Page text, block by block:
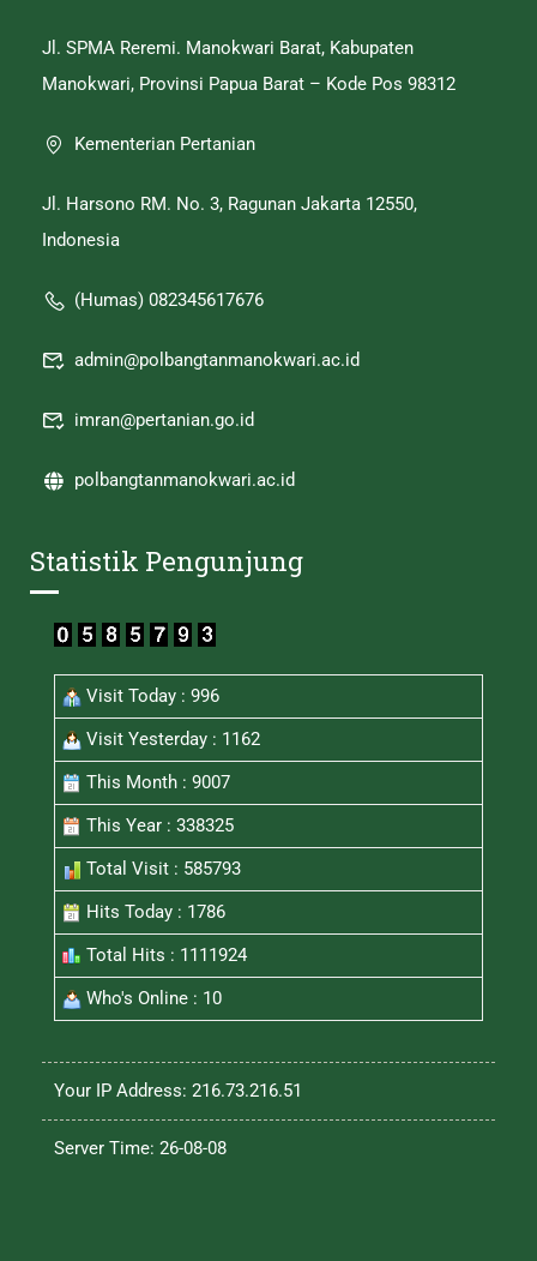
Jl. SPMA Reremi. Manokwari Barat, Kabupaten
Manokwari, Provinsi Papua Barat – Kode Pos 98312
Kementerian Pertanian
Jl. Harsono RM. No. 3, Ragunan Jakarta 12550,
Indonesia
(Humas) 082345617676
admin@polbangtanmanokwari.ac.id
imran@pertanian.go.id
polbangtanmanokwari.ac.id
Statistik Pengunjung
Visit Today : 996
Visit Yesterday : 1162
This Month : 9007
This Year : 338325
Total Visit : 585793
Hits Today : 1786
Total Hits : 1111924
Who's Online : 10
Your IP Address: 216.73.216.51
Server Time: 26-08-08